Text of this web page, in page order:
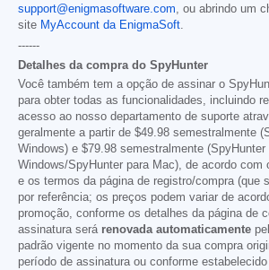
support@enigmasoftware.com, ou abrindo um
site MyAccount da EnigmaSoft.
------
Detalhes da compra do SpyHunter
Você também tem a opção de assinar o
para obter todas as funcionalidades, incluindo
acesso ao nosso departamento de suporte
geralmente a partir de $49.98 semestralmente
Windows) e $79.98 semestralmente (SpyHunter
Windows/SpyHunter para Mac), de acordo com
e os termos da página de registro/compra (que
por referência; os preços podem variar de
promoção, conforme os detalhes da página de
assinatura será renovada automaticamente
padrão vigente no momento da sua compra
período de assinatura ou conforme